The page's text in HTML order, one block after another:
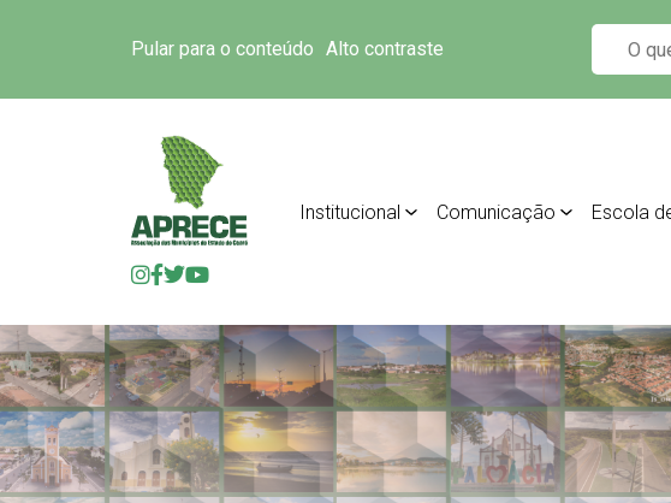
Pular para o conteúdo Alto contraste
Institucional Comunicação Escola